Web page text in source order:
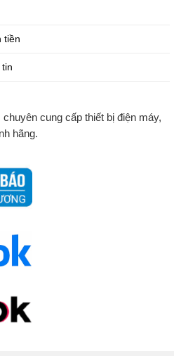
tiền
chuyên cung cấp thiết bị điện máy,
hãng.